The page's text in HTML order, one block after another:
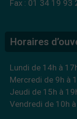
Fax : 01 34 19 93
Horaires
Lundi de 14h à
Mercredi de 9h à
Jeudi de 15h à
Vendredi de 10h